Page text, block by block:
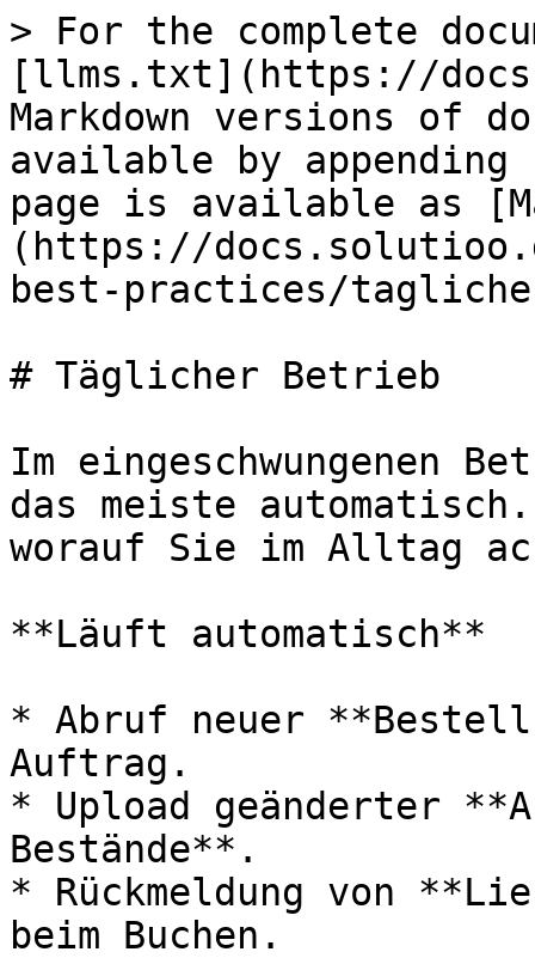
> For the complete
[llms.txt](https://
Markdown versions of
available by
page is available as
(https://
best-practices/
# Täglicher Betrieb
Im eingeschwungenen
das meiste
worauf Sie im Alltag
**Läuft automatisch**
* Abruf neuer
Auftrag.
* Upload geänderter
Bestände**.
* Rückmeldung von
beim Buchen.